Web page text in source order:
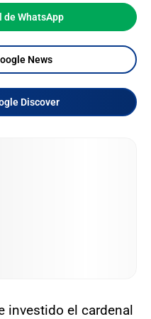
de WhatsApp
News
Discover
investido el cardenal